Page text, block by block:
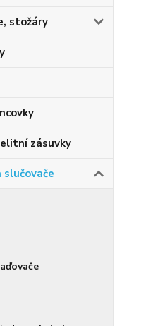
stožáry
zásuvky
slučovače